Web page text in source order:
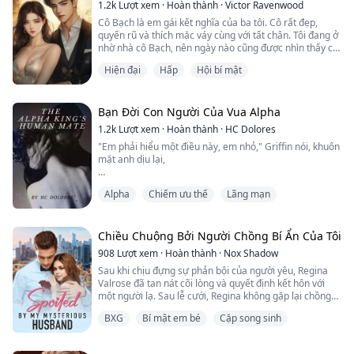
1.2k Lượt xem · Hoàn thành ·Victor Ravenwood
Cô Bạch là em gái kết nghĩa của ba tôi. Cô rất đẹp,
quyến rũ và thích mặc váy cùng với tất chân. Tôi đang ở
nhờ nhà cô Bạch, nên ngày nào cũng được nhìn thấy cô
Hiện đại Hấp Hội bí mật
Bạn Đời Con Người Của Vua Alpha
1.2k Lượt xem · Hoàn thành · HC Dolores
"Em phải hiểu một điều này, em nhỏ," Griffin nói, khuôn
mặt anh dịu lại,
anh cảm thấy trống rỗng trong lòng. Có lúc anh tự hỏi
Anh dùng một tay vuốt má tôi, cảm giác râm ran lan tỏa
khắp người.
"Anh đã sống đủ lâu mà không có em và anh sẽ không
để bất cứ điều gì chia cắt chúng ta. Không phải những
con sói khác, không phải người cha say xỉn của anh,
người đã cố gắng giữ mình suốt hai mươi năm qua,
Alpha Chiếm ưu thế Lãng mạn
Chiều Chuộng Bởi Người Chồng Bí Ẩn Của Tôi
908 Lượt xem · Hoàn thành · Nox Shadow
Sau khi chịu đựng sự phản bội của người yêu, Regina
Valrose đã tan nát cõi lòng và quyết định kết hôn với
một người lạ. Sau lễ cưới, Regina không gặp lại chồng
ty, cô bị đồng nghiệp thách thức hôn bất kỳ người đàn
BXG Bí mật em bé Cặp song sinh